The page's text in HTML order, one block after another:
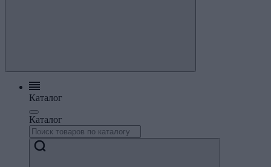
Каталог
Каталог